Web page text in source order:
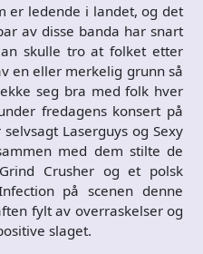
er ledende i landet, og det
av disse banda har snart
skulle tro at folket etter
en eller merkelig grunn så
seg bra med folk hver
fredagens konsert på
Laserguys og Sexy
med dem stilte de
Crusher og et polsk
på scenen denne
fylt av overraskelser og
slaget.